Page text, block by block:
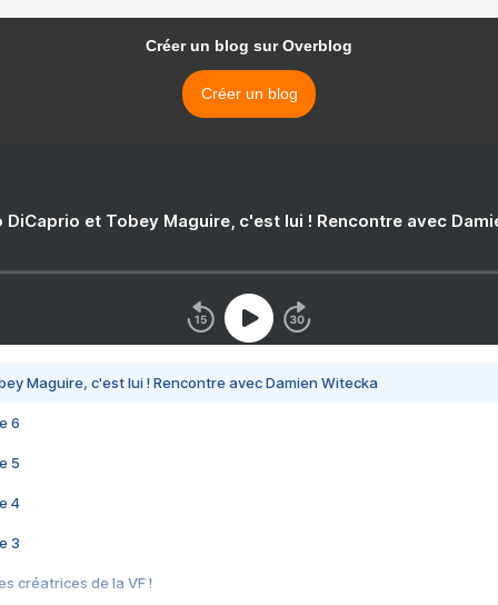
Créer un blog sur Overblog
Créer un blog
DiCaprio et Tobey Maguire, c'est lui ! Rencontre avec
Maguire, c'est lui ! Rencontre avec Damien Witecka
6
5
4
3
créatrices de la VF !